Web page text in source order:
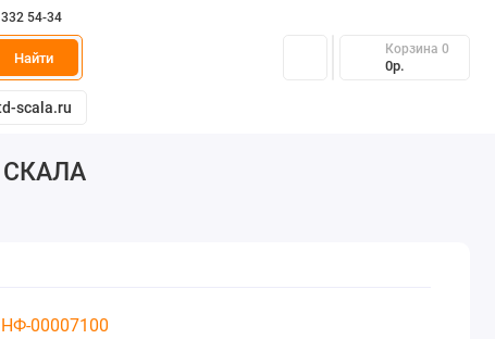
54-34
Найти
Корзина 0
0р.
scala.ru
СКАЛА
00007100